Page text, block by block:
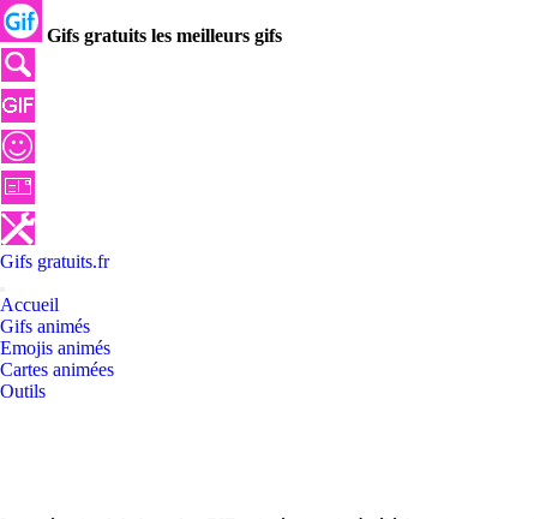
Gifs gratuits les meilleurs gifs
Gifs gratuits.fr
Accueil
Gifs animés
Emojis animés
Cartes animées
Outils